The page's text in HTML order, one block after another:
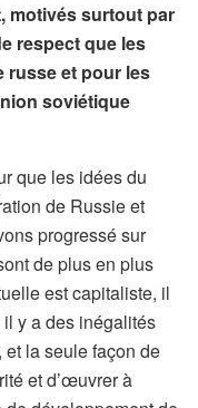
motivés surtout par
respect que les
russe et pour les
soviétique
que les idées du
de Russie et
progressé sur
de plus en plus
est capitaliste, il
y a des inégalités
la seule façon de
et d’œuvrer à